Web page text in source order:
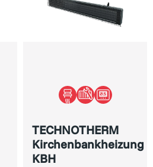
TECHNOTHERM
Kirchenbankheizung
KBH